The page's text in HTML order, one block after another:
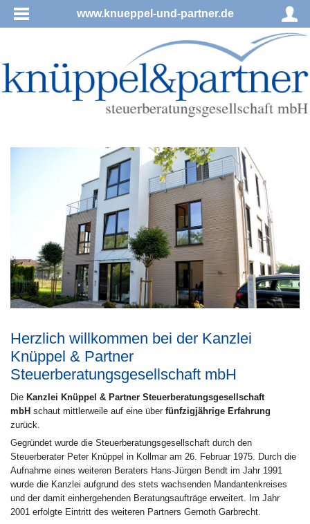
www.knueppel-und-partner.de
Herzlich willkommen bei der Kanzlei
Knüppel & Partner
Steuerberatungsgesellschaft mbH
Die Kanzlei Knüppel & Partner Steuerberatungsgesellschaft
mbH schaut mittlerweile auf eine über fünfzigjährige Erfahrung
zurück.
Gegründet wurde die Steuerberatungsgesellschaft durch den
Steuerberater Peter Knüppel in Kollmar am 26. Februar 1975. Durch die
Aufnahme eines weiteren Beraters Hans-Jürgen Bendt im Jahr 1991
wurde die Kanzlei aufgrund des stets wachsenden Mandantenkreises
und der damit einhergehenden Beratungsaufträge erweitert. Im Jahr
2001 erfolgte Eintritt des weiteren Partners Gernoth Garbrecht.